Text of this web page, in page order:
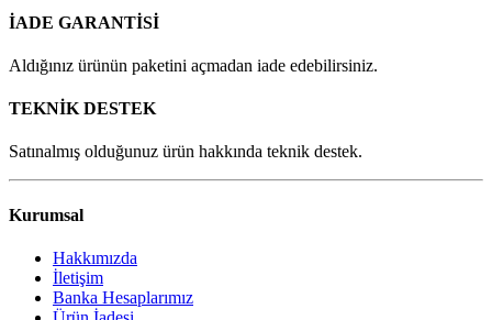
İADE GARANTİSİ
Aldığınız ürünün paketini açmadan iade edebilirsiniz.
TEKNİK DESTEK
Satınalmış olduğunuz ürün hakkında teknik destek.
Kurumsal
Hakkımızda
İletişim
Banka Hesaplarımız